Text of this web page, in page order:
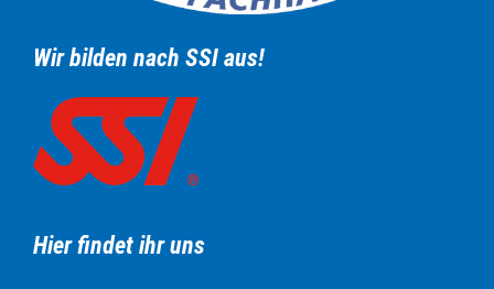
Wir bilden nach SSI aus!
Hier findet ihr uns